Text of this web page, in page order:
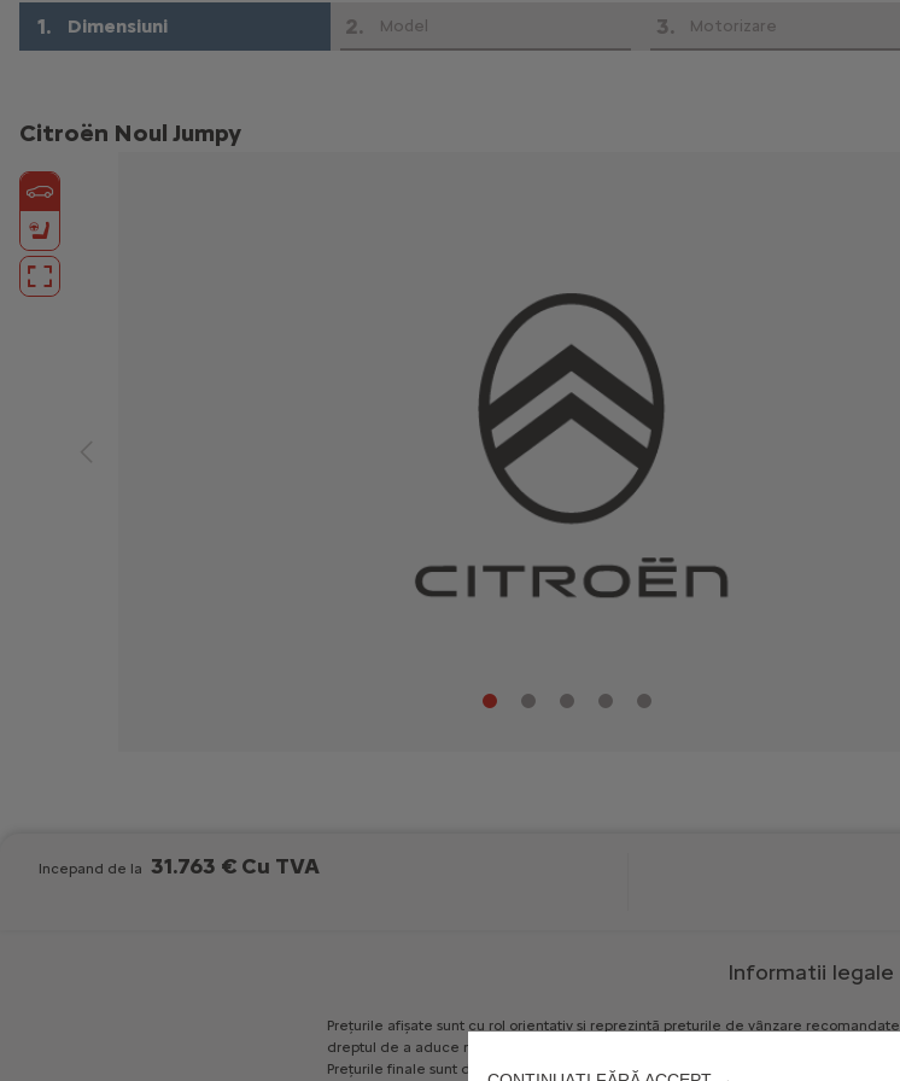
1. Dimensiuni 2. Model 3. Motorizare
Citroën Noul Jumpy
Incepand de la 31.763 € Cu TVA
Informatii legale
Prețurile afișate sunt cu rol orientativ și reprezintă prețurile de vânzare recomandate
dreptul de a aduce modificări
Prețurile finale sunt decise independent